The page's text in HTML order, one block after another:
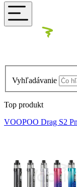
Vyhľadávanie
Top produkt
VOOPOO Drag S2